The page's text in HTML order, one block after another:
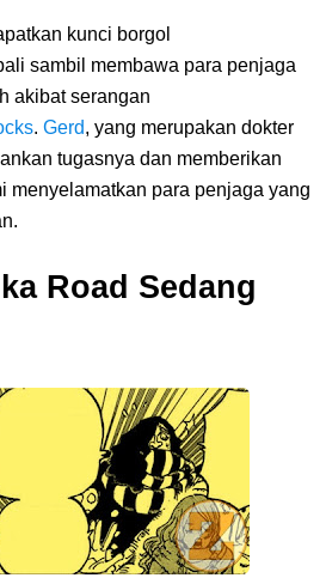
kunci borgol
sambil membawa para penjaga
akibat serangan
. Gerd, yang merupakan dokter
tugasnya dan memberikan
menyelamatkan para penjaga yang
Road Sedang